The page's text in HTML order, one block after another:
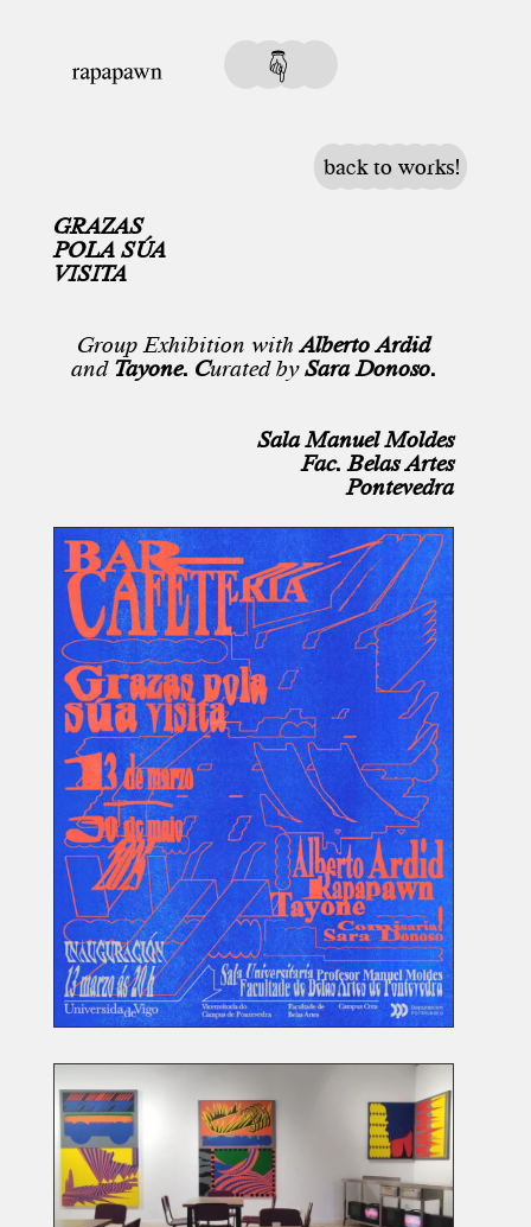
back to works!
GRAZAS
POLA SÚA
VISITA
Group Exhibition withAlberto Ardid
and Tayone. Curated bySara Donoso.
Sala Manuel Moldes
Fac. Belas Artes
Pontevedra